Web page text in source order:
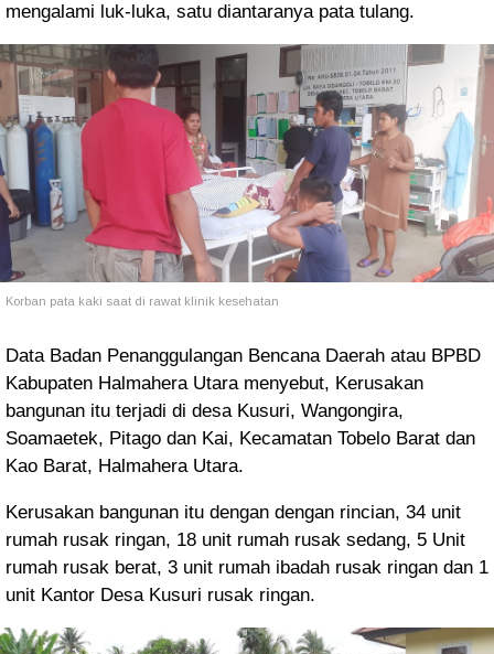
mengalami luk-luka, satu diantaranya pata tulang.
Korban pata kaki saat di rawat klinik kesehatan
Data Badan Penanggulangan Bencana Daerah atau BPBD
Kabupaten Halmahera Utara menyebut, Kerusakan
bangunan itu terjadi di desa Kusuri, Wangongira,
Soamaetek, Pitago dan Kai, Kecamatan Tobelo Barat dan
Kao Barat, Halmahera Utara.
Kerusakan bangunan itu dengan dengan rincian, 34 unit
rumah rusak ringan, 18 unit rumah rusak sedang, 5 Unit
rumah rusak berat, 3 unit rumah ibadah rusak ringan dan 1
unit Kantor Desa Kusuri rusak ringan.